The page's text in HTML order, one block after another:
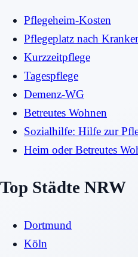
Pflegeheim-Kosten
Pflegeplatz nach
Kurzzeitpflege
Tagespflege
Demenz-WG
Betreutes Wohnen
Sozialhilfe: Hilfe zur
Heim oder Betreutes
Top Städte NRW
Dortmund
Köln